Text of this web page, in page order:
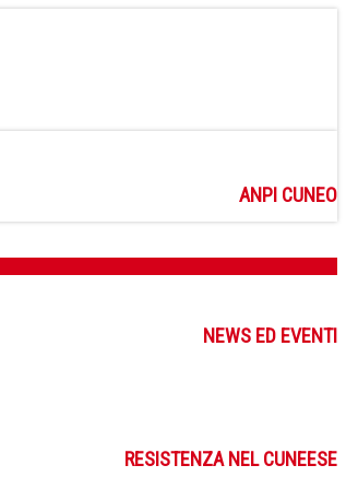
ANPI CUNEO
NEWS ED EVENTI
RESISTENZA NEL CUNEESE